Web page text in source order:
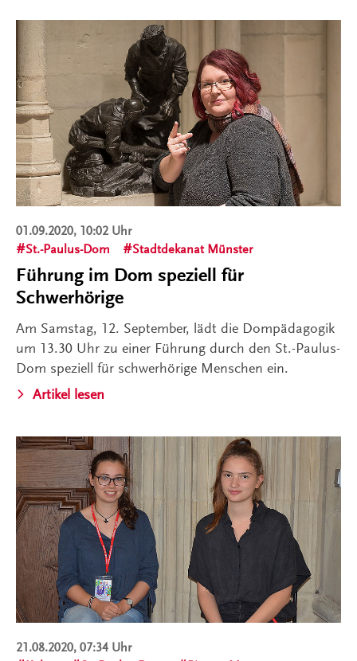
01.09.2020, 10:02 Uhr
St.-Paulus-Dom
Stadtdekanat Münster
Führung im Dom speziell für
Schwerhörige
Am Samstag, 12. September, lädt die Dompädagogik
um 13.30 Uhr zu einer Führung durch den St.-Paulus-
Dom speziell für schwerhörige Menschen ein.
Artikel lesen
21.08.2020, 07:34 Uhr